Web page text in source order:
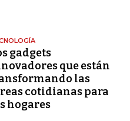
gadgets
que están
las
cotidianas para
hogares